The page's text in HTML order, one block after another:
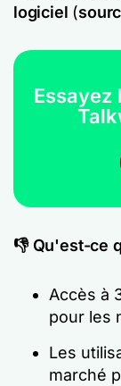
logiciel (
Essayez
👎 Qu'est-ce
Accès à
pour les
Les
marché